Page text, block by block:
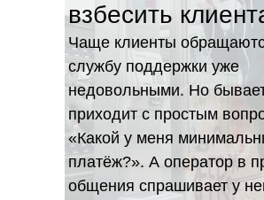
Чаще клиенты
службу поддержки уже
недовольными. Но
приходит с простым
«Какой у меня
платёж?». А оператор в
общения спрашивает у
взбесить